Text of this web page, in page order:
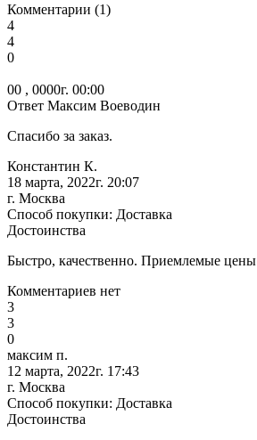
Комментарии (1)
4
4
0
00 , 0000г. 00:00
Ответ Максим Воеводин
Спасибо за заказ.
Константин К.
18 марта, 2022г. 20:07
г. Москва
Способ покупки: Доставка
Достоинства
Быстро, качественно. Приемлемые цены
Комментариев нет
3
3
0
максим п.
12 марта, 2022г. 17:43
г. Москва
Способ покупки: Доставка
Достоинства